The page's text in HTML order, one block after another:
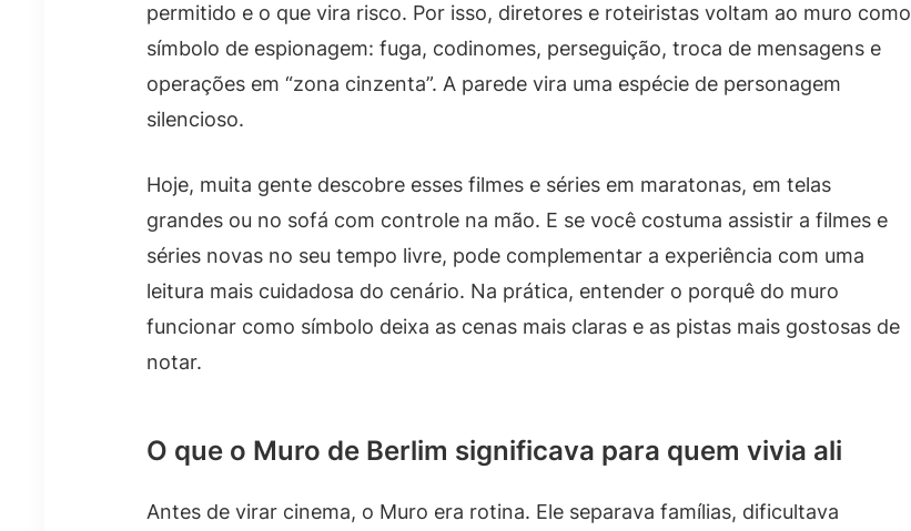
permitido e o que vira risco. Por isso, diretores e roteiristas voltam ao muro como
símbolo de espionagem: fuga, codinomes, perseguição, troca de mensagens e
operações em “zona cinzenta”. A parede vira uma espécie de personagem
silencioso.
Hoje, muita gente descobre esses filmes e séries em maratonas, em telas
grandes ou no sofá com controle na mão. E se você costuma assistir a filmes e
séries novas no seu tempo livre, pode complementar a experiência com uma
leitura mais cuidadosa do cenário. Na prática, entender o porquê do muro
funcionar como símbolo deixa as cenas mais claras e as pistas mais gostosas de
notar.
O que o Muro de Berlim significava para quem vivia ali
Antes de virar cinema, o Muro era rotina. Ele separava famílias, dificultava